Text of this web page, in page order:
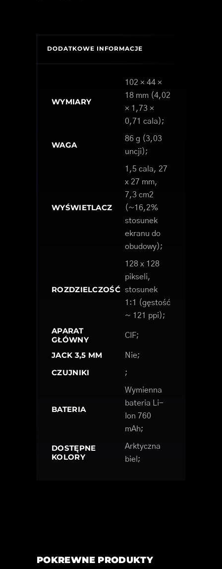
DODATKOWE INFORMACJE
WYMIARY
102 × 44 ×
18 mm (4,02
× 1,73 ×
0,71 cala);
WAGA
86 g (3,03
uncji);
WYŚWIETLACZ
1,5 cala, 27
x 27 mm,
7,3 cm2
(~16,2%
stosunek
ekranu do
obudowy);
ROZDZIELCZOŚĆ
128 x 128
pikseli,
stosunek
1:1 (gęstość
~ 121 ppi);
APARAT
GŁÓWNY
CIF;
JACK 3,5 MM Nie;
CZUJNIKI ;
BATERIA
Wymienna
bateria Li-
Ion 760
mAh;
DOSTĘPNE
KOLORY
Arktyczna
biel;
POKREWNE PRODUKTY